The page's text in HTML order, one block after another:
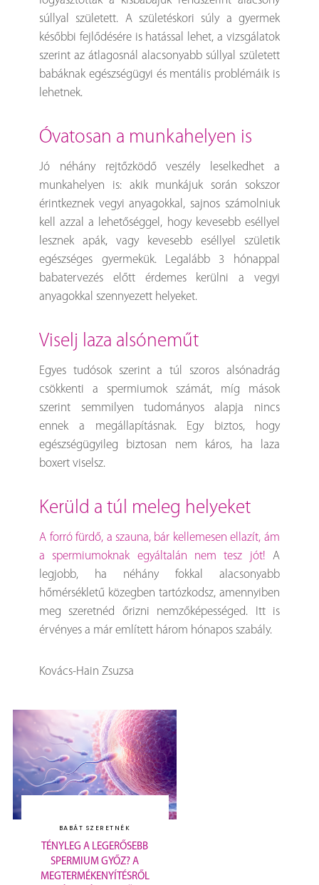
súllyal született. A születéskori súly a gyermek
későbbi fejlődésére is hatással lehet, a vizsgálatok
szerint az átlagosnál alacsonyabb súllyal született
babáknak egészségügyi és mentális problémáik is
lehetnek.
óvatosan a munkahelyen is
Jó néhány rejtőzködő veszély leselkedhet a
munkahelyen is: akik munkájuk során sokszor
érintkeznek vegyi anyagokkal, sajnos számolniuk
kell azzal a lehetőséggel, hogy kevesebb eséllyel
lesznek apák, vagy kevesebb eséllyel születik
egészséges gyermekük. Legalább 3 hónappal
babatervezés előtt érdemes kerülni a vegyi
anyagokkal szennyezett helyeket.
viselj laza alsóneműt
Egyes tudósok szerint a túl szoros alsónadrág
csökkenti a spermiumok számát, míg mások
szerint semmilyen tudományos alapja nincs
ennek a megállapításnak. Egy biztos, hogy
egészségügyileg biztosan nem káros, ha laza
boxert viselsz.
kerüld a túl meleg helyeket
A forró fürdő, a szauna, bár kellemesen ellazít, ám
a spermiumoknak egyáltalán nem tesz jót! A
legjobb, ha néhány fokkal alacsonyabb
hőmérsékletű közegben tartózkodsz, amennyiben
meg szeretnéd őrizni nemzőképességed. Itt is
érvényes a már említett három hónapos szabály.
Kovács-Hain Zsuzsa
BABÁT SZERETNÉK
TÉNYLEG A LEGERŐSEBB
SPERMIUM GYŐZ? A
MEGTERMÉKENYÍTÉSRŐL